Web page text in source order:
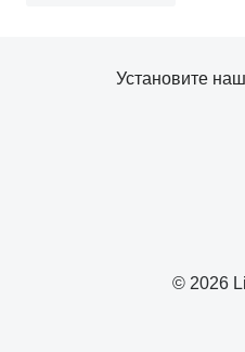
© 2026
Установите